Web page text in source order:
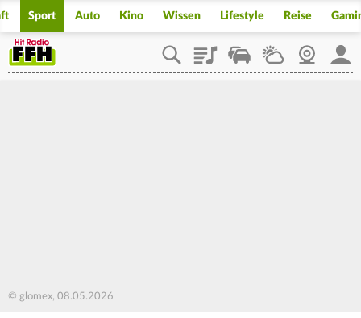
Sport Auto Kino Wissen Lifestyle Reise
PlaylistStaupilotWetterWebcam
© glomex, 08.05.2026